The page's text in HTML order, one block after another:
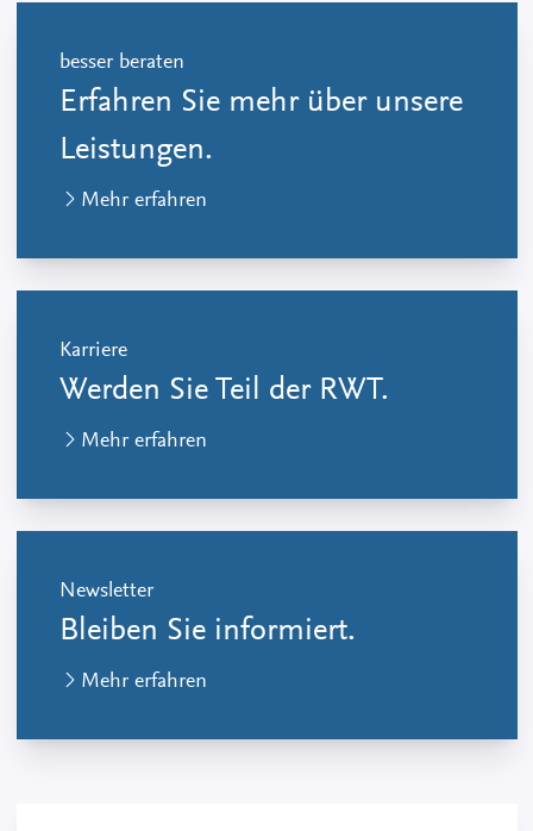
besser beraten
Erfahren Sie mehr über unsere
Leistungen.
Mehr erfahren
Karriere
Werden Sie Teil der RWT.
Mehr erfahren
Newsletter
Bleiben Sie informiert.
Mehr erfahren